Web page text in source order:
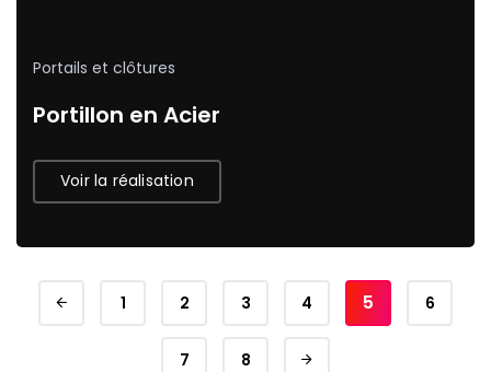
Portails et clôtures
Portillon en Acier
Voir la réalisation
1 2 3 4 5 6
7 8